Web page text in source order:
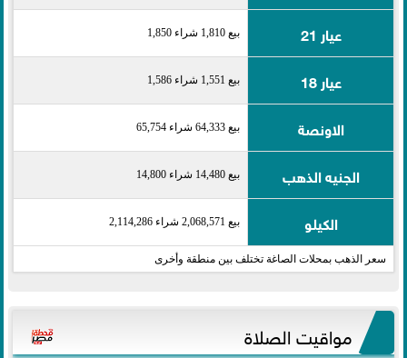
عيار 21 بيع 1,810 شراء 1,850
عيار 18 بيع 1,551 شراء 1,586
الاونصة بيع 64,333 شراء 65,754
الجنيه الذهب بيع 14,480 شراء 14,800
الكيلو بيع 2,068,571 شراء 2,114,286
سعر الذهب بمحلات الصاغة تختلف بين منطقة وأخرى
مواقيت الصلاة